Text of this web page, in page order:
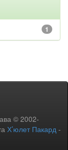
1
© 2002-
Х’юлет Пакард -